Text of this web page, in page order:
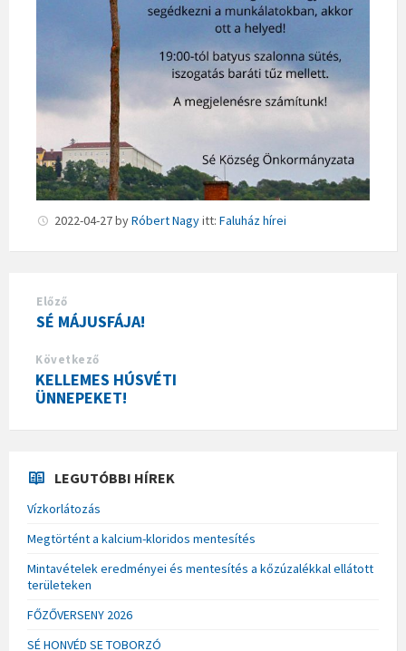
2022-04-27byRóbert Nagyitt: Faluház hírei
Előző
SÉ MÁJUSFÁJA!
Következő
KELLEMES HÚSVÉTI
ÜNNEPEKET!
LEGUTÓBBI HÍREK
Vízkorlátozás
Megtörtént a kalcium-kloridos mentesítés
Mintavételek eredményei és mentesítés a kőzúzalékkal ellátott
területeken
FŐZŐVERSENY 2026
SÉ HONVÉD SE TOBORZÓ